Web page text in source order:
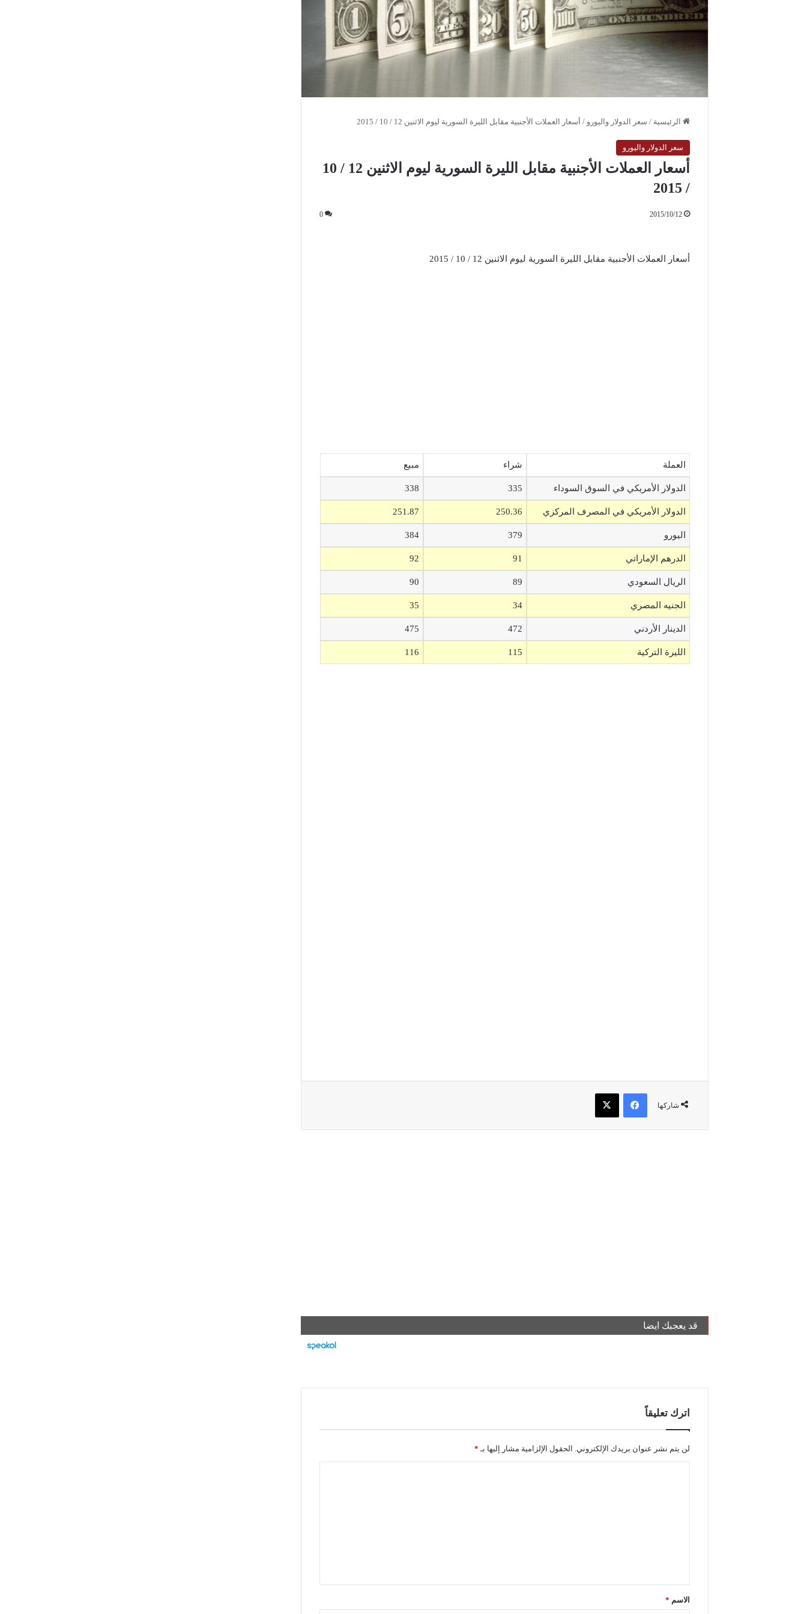
الرئيسية / سعر الدولار واليورو / أسعار العملات الأجنبية مقابل الليرة السورية ليوم الاثنين 12 / 10 / 2015
سعر الدولار واليورو
أسعار العملات الأجنبية مقابل الليرة السورية ليوم الاثنين 12 / 10
/ 2015
2015/10/12
0
أسعار العملات الأجنبية مقابل الليرة السورية ليوم الاثنين 12 / 10 / 2015
العملة شراء مبيع
الدولار الأمريكي في السوق السوداء 335
338
الدولار الأمريكي في المصرف المركزي 250.36
251.87
اليورو 379
384
الدرهم الإماراتي 91
92
الريال السعودي 89
90
الجنيه المصري 34
35
الدينار الأردني 472
475
الليرة التركية 115
116
شاركها
فيسبوك
قد يعجبك ايضا
اترك تعليقاً
لن يتم نشر عنوان بريدك الإلكتروني. الحقول الإلزامية مشار إليها بـ *
*الاسم *